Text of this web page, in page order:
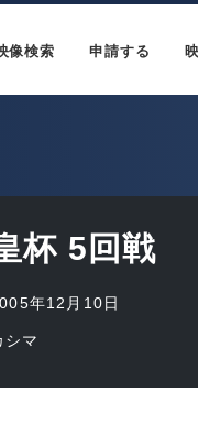
像検索 申請する
杯 5回戦
年12月10日
シマ